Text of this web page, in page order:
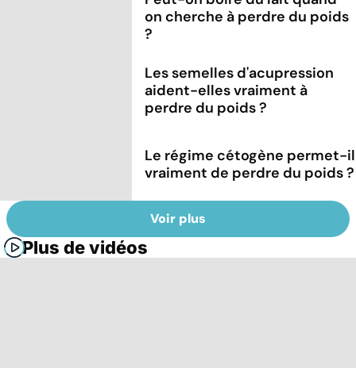
on cherche à perdre du poids
?
Les semelles d'acupression
aident-elles vraiment à
perdre du poids ?
Le régime cétogène permet-il
vraiment de perdre du poids ?
Voir plus
Plus de vidéos